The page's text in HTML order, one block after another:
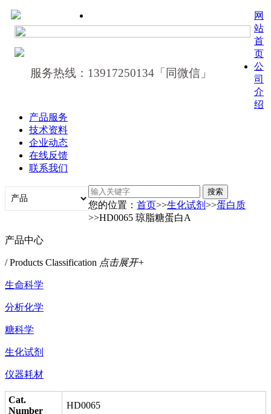
服务热线：13917250134「同微信」
网
站
首
页
公
司
介
绍
产品服务
技术资料
企业动态
在线反馈
联系我们
您的位置：首页>>生化试剂>>蛋白质
>>HD0065 琼脂糖蛋白A
产品中心
/ Products Classification 点击展开+
生命科学
分析化学
糖科学
生化试剂
仪器耗材
Cat.
Number
HD0065